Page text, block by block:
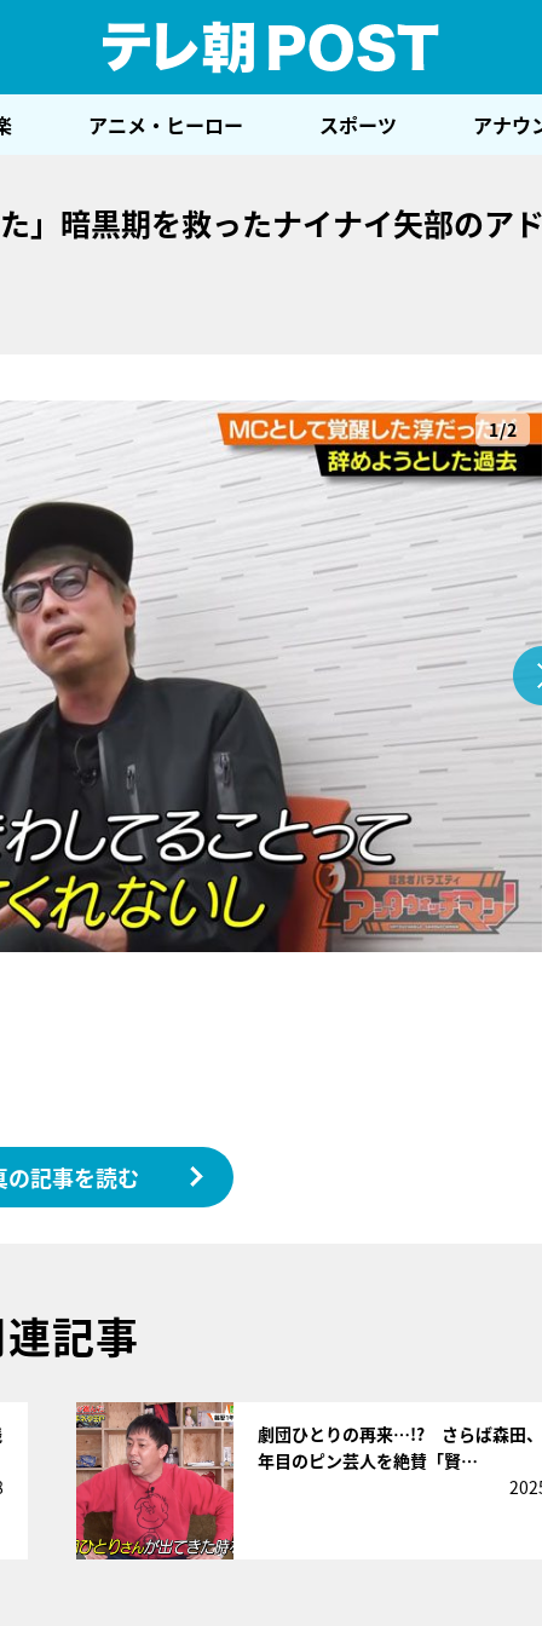
アニメ・ヒーロー スポーツ アナウ
」暗黒期を救ったナイナイ矢部のア
1/2
の記事を読む
記事
劇団ひとりの再来…!? さらば森田
年目のピン芸人を絶賛「賢…
『アイ＝ラブ！げーみん
E齋藤樹愛羅＆佐々木舞
ビュー